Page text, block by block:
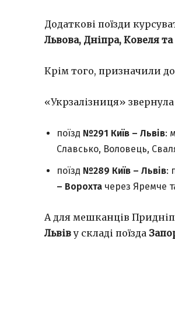
Додаткові поїзди
Львова, Дніпра, Ковеля
Крім того, призначили
«Укрзалізниця»
поїзд №291 Київ – Львів:
Славсько, Воловець,
поїзд №289 Київ – Львів:
– Ворохта через Яремче
А для мешканців
Львіву складі поїзда